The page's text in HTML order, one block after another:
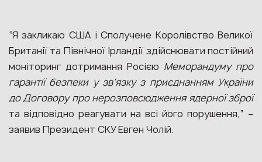
“Я закликаю США і Сполучене Королівство Великої
Британії та Північної Ірландії здійснювати постійний
моніторинг дотримання Росією Меморандуму про
гарантії безпеки у зв’язку з приєднанням України
до Договору про нерозповсюдження ядерної зброї
та відповідно реагувати на всі його порушення,” –
заявив Президент СКУ Евген Чолій.